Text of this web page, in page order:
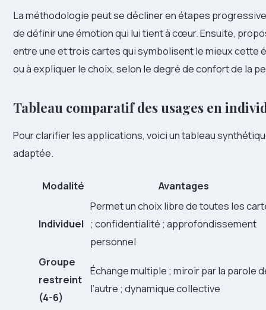
La méthodologie peut se décliner en étapes
de définir une émotion qui lui tient à cœur. Ensuite,
entre une et trois cartes qui symbolisent le mieux cette
ou à expliquer le choix, selon le degré de confort de la
Tableau comparatif des usages en
Pour clarifier les applications, voici un tableau
adaptée.
Modalité Avantages
Individuel
Permet un choix libre de toutes les
; confidentialité ; approfondissement
personnel
Groupe
restreint
(4-6)
Échange multiple ; miroir par la parole
l’autre ; dynamique collective